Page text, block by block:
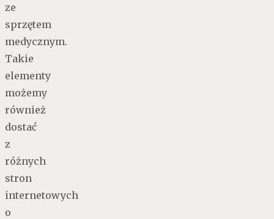
ze
sprzętem
medycznym.
Takie
elementy
możemy
również
dostać
z
różnych
stron
internetowych
o